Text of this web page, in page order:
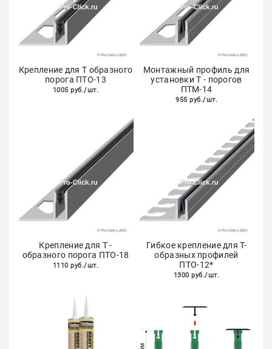
Крепление для Т образного
порога ПТО-13
1005 руб./шт.
Монтажный профиль для
установки Т - порогов
ПТМ-14
955 руб./шт.
Крепление для Т -
образного порога ПТО-18
1110 руб./шт.
Гибкое крепление для Т-
образных профилей
ПТО-12*
1300 руб./шт.